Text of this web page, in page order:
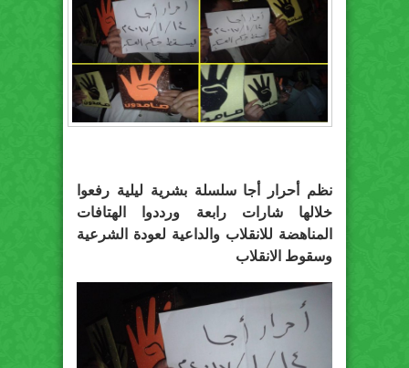
نظم أحرار أجا سلسلة بشرية ليلية رفعوا
خلالها شارات رابعة ورددوا الهتافات
المناهضة للانقلاب والداعية لعودة الشرعية
وسقوط الانقلاب